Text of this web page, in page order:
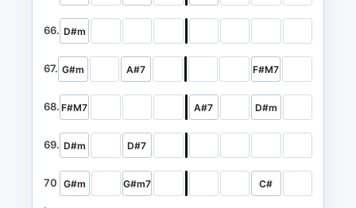
66. D#m
67. G#m A#7 F#M7
68. F#M7 A#7 D#m
69. D#m D#7
70
.
G#m G#m7 C#